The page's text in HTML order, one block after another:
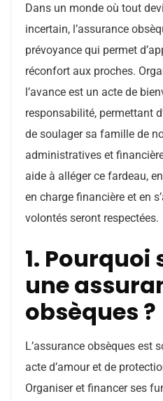
Dans un monde où tout
incertain, l’assurance
prévoyance qui permet
réconfort aux proches.
l’avance est un acte de
responsabilité, permettant
de soulager sa famille de
administratives et
aide à alléger ce fardeau,
en charge financière et en
volontés seront respectées.
1. Pourquoi
une
obsèques ?
L’assurance obsèques est
acte d’amour et de
Organiser et financer ses